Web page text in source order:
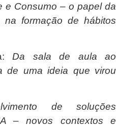
e Consumo – o papel da
na formação de hábitos
Da sala de aula ao
de uma ideia que virou
de soluções
– novos contextos e